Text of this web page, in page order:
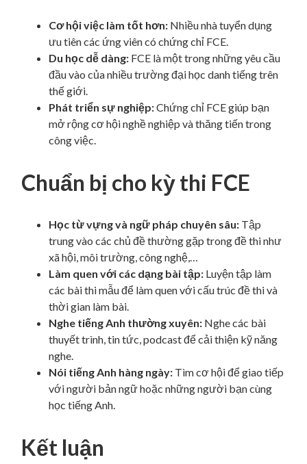
Cơ hội việc làm tốt hơn: Nhiều nhà tuyển dụng
ưu tiên các ứng viên có chứng chỉ FCE.
Du học dễ dàng: FCE là một trong những yêu cầu
đầu vào của nhiều trường đại học danh tiếng trên
thế giới.
Phát triển sự nghiệp:Chứng chỉ FCE giúp bạn
mở rộng cơ hội nghề nghiệp và thăng tiến trong
công việc.
Chuẩn bị cho kỳ thi FCE
Học từ vựng và ngữ pháp chuyên sâu: Tập
trung vào các chủ đề thường gặp trong đề thi như
xã hội, môi trường, công nghệ,…
Làm quen với các dạng bài tập: Luyện tập làm
các bài thi mẫu để làm quen với cấu trúc đề thi và
thời gian làm bài.
Nghe tiếng Anh thường xuyên: Nghe các bài
thuyết trình, tin tức, podcast để cải thiện kỹ năng
nghe.
Nói tiếng Anh hàng ngày: Tìm cơ hội để giao tiếp
với người bản ngữ hoặc những người bạn cùng
học tiếng Anh.
Kết luận